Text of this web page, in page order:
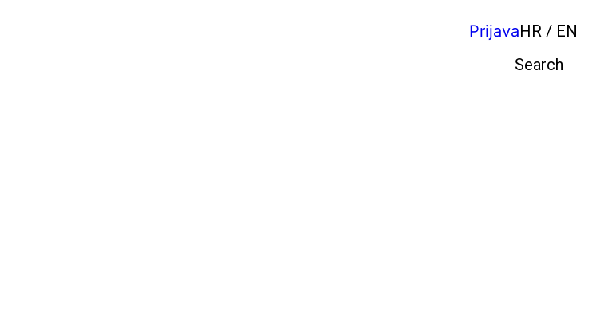
PrijavaHR / EN